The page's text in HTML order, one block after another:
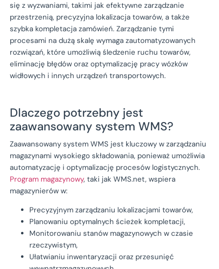
się z wyzwaniami, takimi jak efektywne zarządzanie
przestrzenią, precyzyjna lokalizacja towarów, a także
szybka kompletacja zamówień. Zarządzanie tymi
procesami na dużą skalę wymaga zautomatyzowanych
rozwiązań, które umożliwią śledzenie ruchu towarów,
eliminację błędów oraz optymalizację pracy wózków
widłowych i innych urządzeń transportowych.
Dlaczego potrzebny jest
zaawansowany system WMS?
Zaawansowany system WMS jest kluczowy w zarządzaniu
magazynami wysokiego składowania, ponieważ umożliwia
automatyzację i optymalizację procesów logistycznych.
Program magazynowy, taki jak WMS.net, wspiera
magazynierów w:
Precyzyjnym zarządzaniu lokalizacjami towarów,
Planowaniu optymalnych ścieżek kompletacji,
Monitorowaniu stanów magazynowych w czasie
rzeczywistym,
Ułatwianiu inwentaryzacji oraz przesunięć